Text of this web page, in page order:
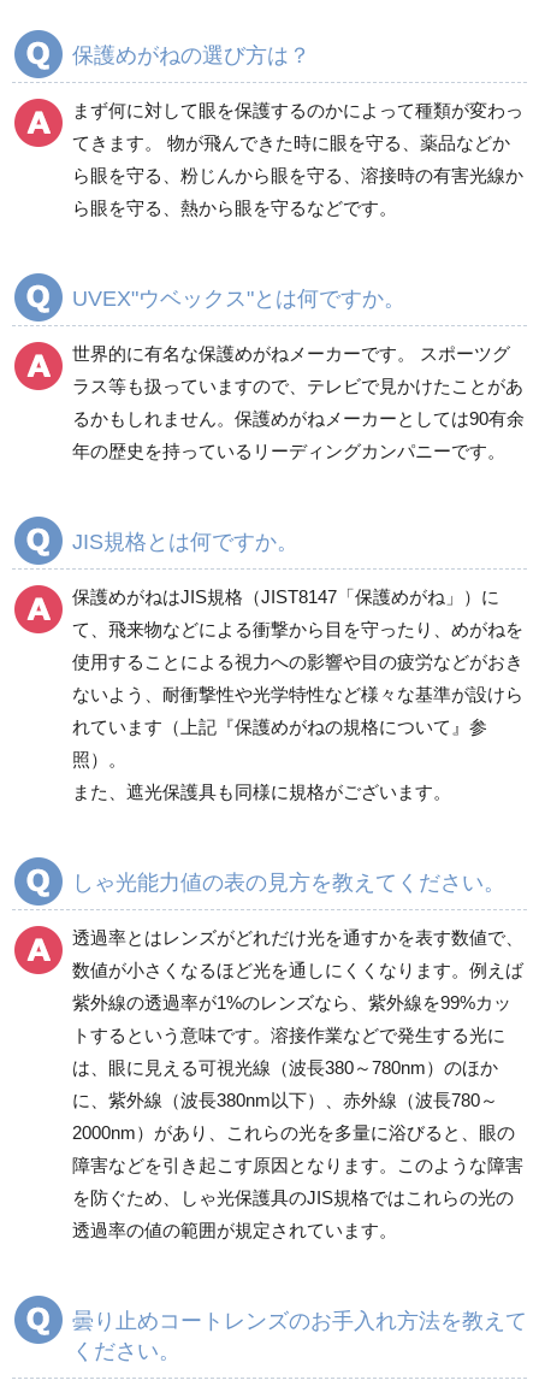
保護めがねの選び方は？
まず何に対して眼を保護するのかによって種類が変わっ
てきます。 物が飛んできた時に眼を守る、薬品などか
ら眼を守る、粉じんから眼を守る、溶接時の有害光線か
ら眼を守る、熱から眼を守るなどです。
UVEX"ウベックス"とは何ですか。
世界的に有名な保護めがねメーカーです。 スポーツグ
ラス等も扱っていますので、テレビで見かけたことがあ
るかもしれません。保護めがねメーカーとしては90有余
年の歴史を持っているリーディングカンパニーです。
JIS規格とは何ですか。
保護めがねはJIS規格（JIST8147「保護めがね」）に
て、飛来物などによる衝撃から目を守ったり、めがねを
使用することによる視力への影響や目の疲労などがおき
ないよう、耐衝撃性や光学特性など様々な基準が設けら
れています（上記『保護めがねの規格について』参
照）。
また、遮光保護具も同様に規格がございます。
しゃ光能力値の表の見方を教えてください。
透過率とはレンズがどれだけ光を通すかを表す数値で、
数値が小さくなるほど光を通しにくくなります。例えば
紫外線の透過率が1%のレンズなら、紫外線を99%カッ
トするという意味です。溶接作業などで発生する光に
は、眼に見える可視光線（波長380～780nm）のほか
に、紫外線（波長380nm以下）、赤外線（波長780～
2000nm）があり、これらの光を多量に浴びると、眼の
障害などを引き起こす原因となります。このような障害
を防ぐため、しゃ光保護具のJIS規格ではこれらの光の
透過率の値の範囲が規定されています。
曇り止めコートレンズのお手入れ方法を教えて
ください。